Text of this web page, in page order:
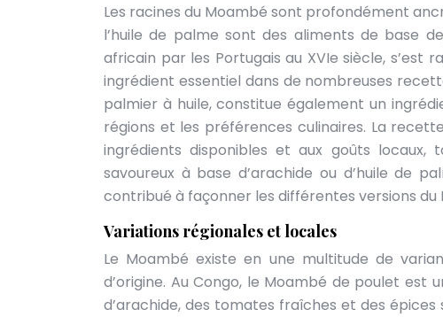
Les racines du Moambé sont profondément
l’huile de palme sont des aliments de base
africain par les Portugais au XVIe siècle, s’est
ingrédient essentiel dans de nombreuses
palmier à huile, constitue également un
régions et les préférences culinaires. La
ingrédients disponibles et aux goûts
savoureux à base d’arachide ou d’huile de
contribué à façonner les différentes versions du
Variations régionales et locales
Le Moambé existe en une multitude de
d’origine. Au Congo, le Moambé de poulet
d’arachide, des tomates fraîches et des